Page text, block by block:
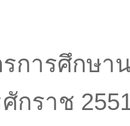
การศึกษา
กราช